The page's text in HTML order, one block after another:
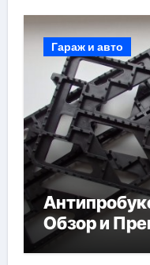
Гараж и авто
Обзор и